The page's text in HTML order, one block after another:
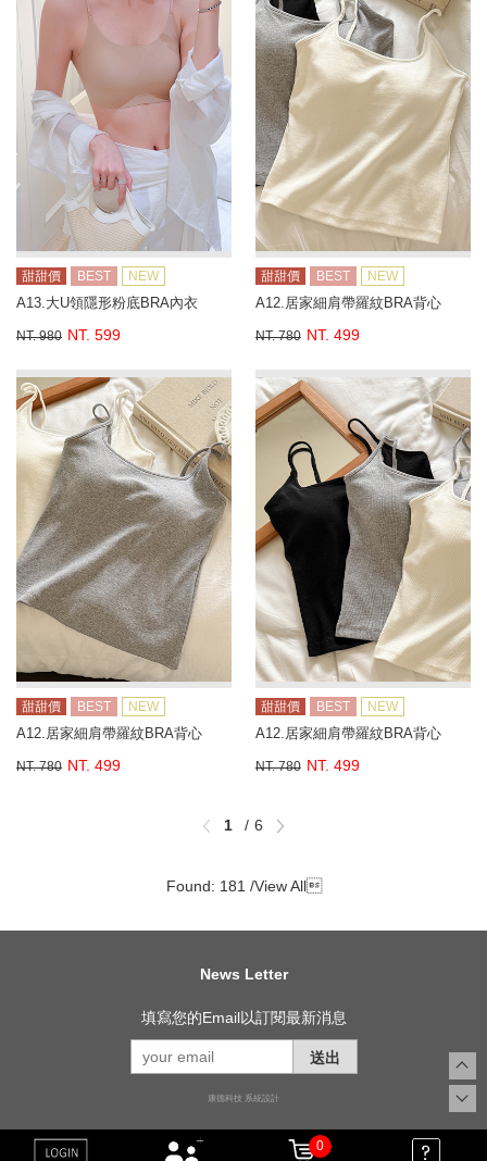
甜甜價 BEST NEW
A13.大U領隱形粉底BRA內衣
NT. 980 NT. 599
甜甜價 BEST NEW
A12.居家細肩帶羅紋BRA背心
NT. 780 NT. 499
甜甜價 BEST NEW
A12.居家細肩帶羅紋BRA背心
NT. 780 NT. 499
甜甜價 BEST NEW
A12.居家細肩帶羅紋BRA背心
NT. 780 NT. 499
1 6
Found: 181 /View All
News Letter
填寫您的Email以訂閱最新消息
送出
康德科技 系統設計
0